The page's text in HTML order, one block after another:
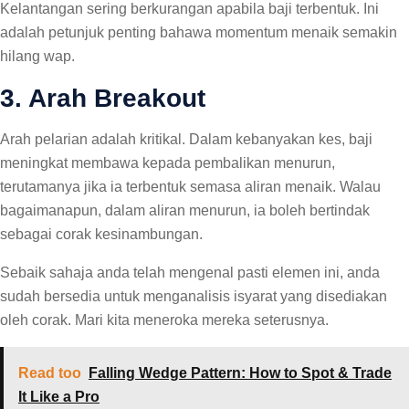
Kelantangan sering berkurangan apabila baji terbentuk. Ini
adalah petunjuk penting bahawa momentum menaik semakin
hilang wap.
3. Arah Breakout
Arah pelarian adalah kritikal. Dalam kebanyakan kes, baji
meningkat membawa kepada pembalikan menurun,
terutamanya jika ia terbentuk semasa aliran menaik. Walau
bagaimanapun, dalam aliran menurun, ia boleh bertindak
sebagai corak kesinambungan.
Sebaik sahaja anda telah mengenal pasti elemen ini, anda
sudah bersedia untuk menganalisis isyarat yang disediakan
oleh corak. Mari kita meneroka mereka seterusnya.
Read too
Falling Wedge Pattern: How to Spot & Trade
It Like a Pro